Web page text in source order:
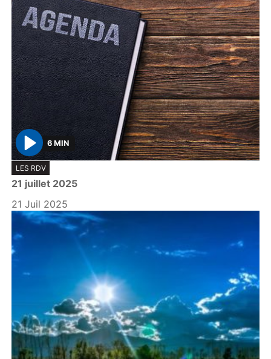
P
l
a
y
6 MIN
LES RDV
21 juillet 2025
21 Juil 2025